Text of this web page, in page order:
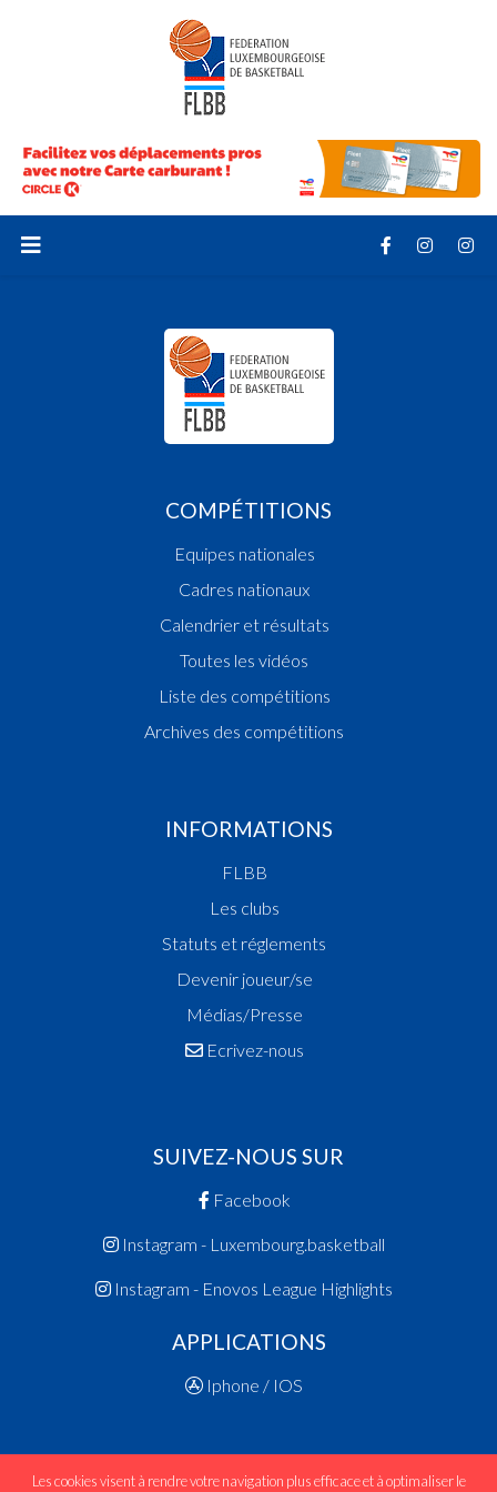
COMPÉTITIONS
Equipes nationales
Cadres nationaux
Calendrier et résultats
Toutes les vidéos
Liste des compétitions
Archives des compétitions
INFORMATIONS
FLBB
Les clubs
Statuts et réglements
Devenir joueur/se
Médias/Presse
Ecrivez-nous
SUIVEZ-NOUS SUR
Facebook
Instagram - Luxembourg.basketball
Instagram - Enovos League Highlights
APPLICATIONS
Iphone / IOS
Les cookies visent à rendre votre navigation plus efficace et à optimaliser le